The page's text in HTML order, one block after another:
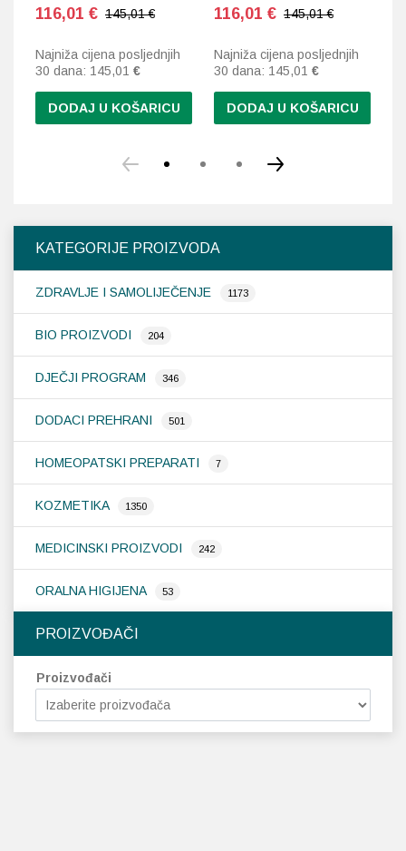
KATEGORIJE PROIZVODA
ZDRAVLJE I SAMOLIJEČENJE 1173
BIO PROIZVODI 204
DJEČJI PROGRAM 346
DODACI PREHRANI 501
HOMEOPATSKI PREPARATI 7
KOZMETIKA 1350
MEDICINSKI PROIZVODI 242
ORALNA HIGIJENA 53
PROIZVOĐAČI
Proizvođači
116,01 € 145,01 €
Najniža cijena posljednjih
30 dana: 145,01 €
DODAJ U KOŠARICU
116,01 € 145,01 €
Najniža cijena posljednjih
30 dana: 145,01 €
DODAJ U KOŠARICU